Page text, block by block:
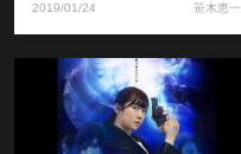
2019/01/24 笹木恵一